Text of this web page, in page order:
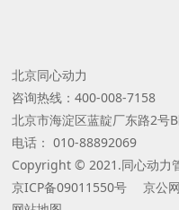
北京同心动力
咨询热线：400-008-7158
北京市海淀区蓝靛厂东路2号
电话： 010-88892069
Copyright © 2021.同心动力
京ICP备09011550号 京公